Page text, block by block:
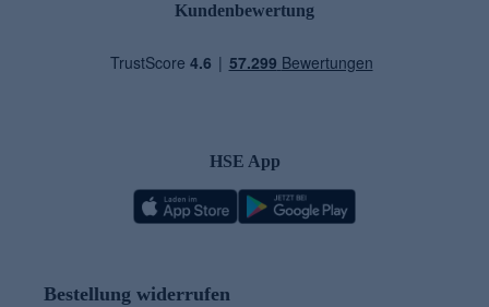
Kundenbewertung
HSE App
Bestellung widerrufen